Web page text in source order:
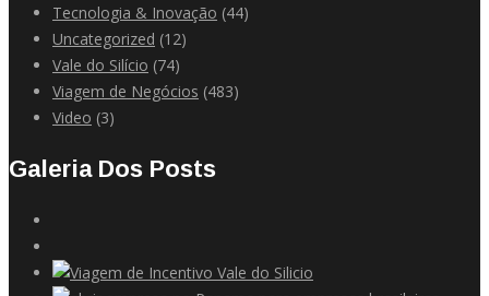
Tecnologia & Inovação (44)
Uncategorized (12)
Vale do Silício (74)
Viagem de Negócios (483)
Video (3)
Galeria Dos Posts